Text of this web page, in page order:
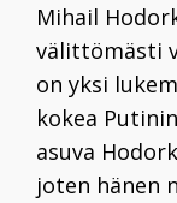
Mihail
välittömästi
on yksi
kokea
asuva
joten hänen